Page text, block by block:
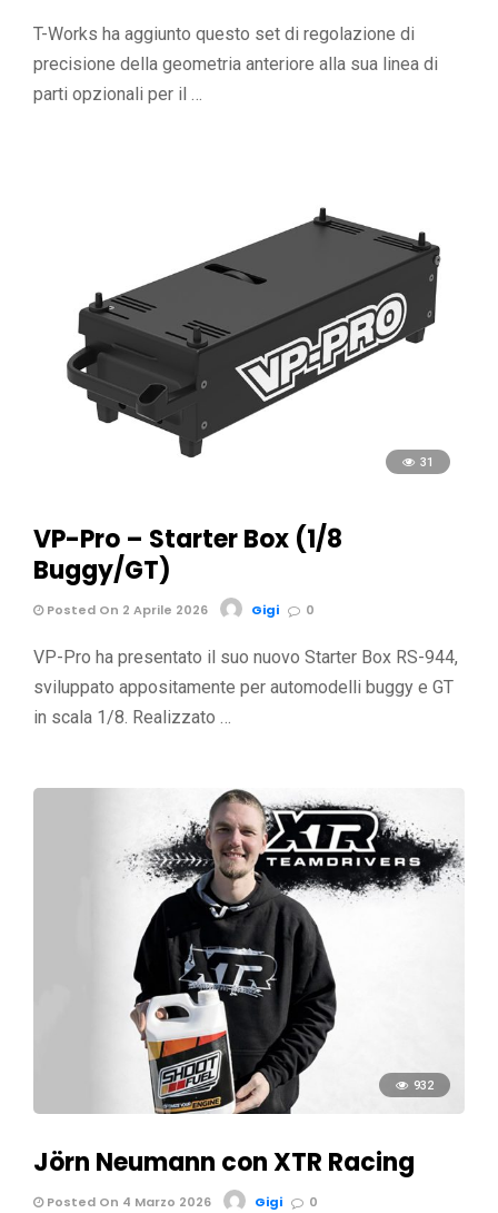
T-Works ha aggiunto questo set di regolazione di
precisione della geometria anteriore alla sua linea di
parti opzionali per il …
31
VP-Pro – Starter Box (1/8
Buggy/GT)
Posted On 2 Aprile 2026 Gigi 0
VP-Pro ha presentato il suo nuovo Starter Box RS-944,
sviluppato appositamente per automodelli buggy e GT
in scala 1/8. Realizzato …
932
Jörn Neumann con XTR Racing
Posted On 4 Marzo 2026 Gigi 0